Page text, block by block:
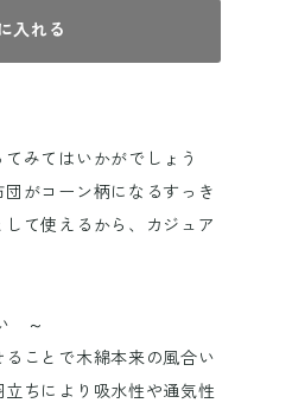
入れる
みてはいかがでしょう
がコーン柄になるすっき
て使えるから、カジュア
～
ことで木綿本来の風合い
ちにより吸水性や通気性